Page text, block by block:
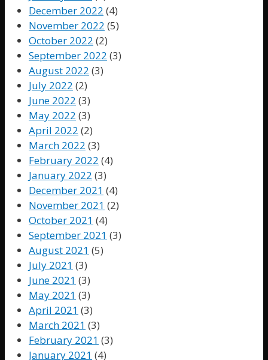
December 2022 (4)
November 2022 (5)
October 2022 (2)
September 2022 (3)
August 2022 (3)
July 2022 (2)
June 2022 (3)
May 2022 (3)
April 2022 (2)
March 2022 (3)
February 2022 (4)
January 2022 (3)
December 2021 (4)
November 2021 (2)
October 2021 (4)
September 2021 (3)
August 2021 (5)
July 2021 (3)
June 2021 (3)
May 2021 (3)
April 2021 (3)
March 2021 (3)
February 2021 (3)
January 2021 (4)